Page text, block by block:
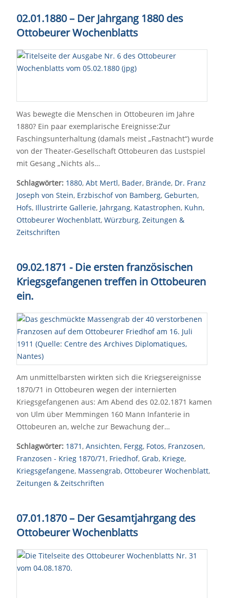
02.01.1880 – Der Jahrgang 1880 des
Ottobeurer Wochenblatts
Was bewegte die Menschen in Ottobeuren im Jahre
1880? Ein paar exemplarische Ereignisse:Zur
Faschingsunterhaltung (damals meist „Fastnacht“) wurde
von der Theater-Gesellschaft Ottobeuren das Lustspiel
mit Gesang „Nichts als…
Schlagwörter: 1880, Abt Mertl, Bader, Brände, Dr. Franz
Joseph von Stein, Erzbischof von Bamberg, Geburten,
Hofs, Illustrirte Gallerie, Jahrgang, Katastrophen, Kuhn,
Ottobeurer Wochenblatt, Würzburg, Zeitungen &
Zeitschriften
09.02.1871 - Die ersten französischen
Kriegsgefangenen treffen in Ottobeuren
ein.
Am unmittelbarsten wirkten sich die Kriegsereignisse
1870/71 in Ottobeuren wegen der internierten
Kriegsgefangenen aus: Am Abend des 02.02.1871 kamen
von Ulm über Memmingen 160 Mann Infanterie in
Ottobeuren an, welche zur Bewachung der…
Schlagwörter: 1871, Ansichten, Fergg, Fotos, Franzosen,
Franzosen - Krieg 1870/71, Friedhof, Grab, Kriege,
Kriegsgefangene, Massengrab, Ottobeurer Wochenblatt,
Zeitungen & Zeitschriften
07.01.1870– Der Gesamtjahrgang des
Ottobeurer Wochenblatts